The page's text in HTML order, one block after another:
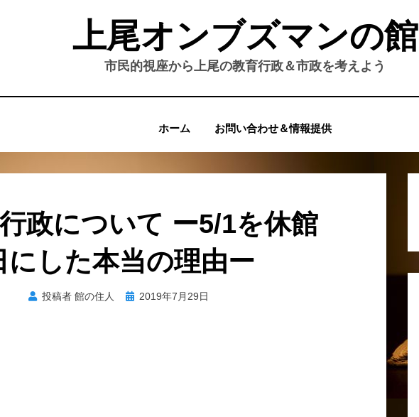
上尾オンブズマンの館
市民的視座から上尾の教育行政＆市政を考えよう
ホーム お問い合わせ＆情報提供
政について ー5/1を休館
にした本当の理由ー
投稿者 館の住人
投 2019年7月29日